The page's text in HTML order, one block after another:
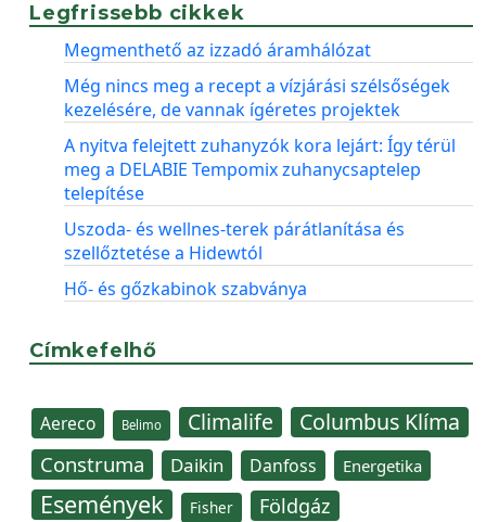
Legfrissebb cikkek
Megmenthető az izzadó áramhálózat
Még nincs meg a recept a vízjárási szélsőségek
kezelésére, de vannak ígéretes projektek
A nyitva felejtett zuhanyzók kora lejárt: Így térül
meg a DELABIE Tempomix zuhanycsaptelep
telepítése
Uszoda- és wellnes-terek párátlanítása és
szellőztetése a Hidewtól
Hő- és gőzkabinok szabványa
Címkefelhő
Aereco Belimo Climalife Columbus Klíma
Construma Daikin Danfoss Energetika
Események Fisher Földgáz